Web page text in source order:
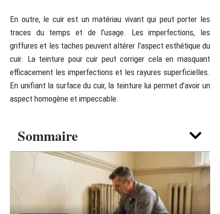
Sommaire
En outre, le cuir est un matériau vivant qui peut porter les
traces du temps et de l’usage. Les imperfections, les
griffures et les taches peuvent altérer l’aspect esthétique du
cuir. La teinture pour cuir peut corriger cela en masquant
efficacement les imperfections et les rayures superficielles.
En unifiant la surface du cuir, la teinture lui permet d’avoir un
aspect homogène et impeccable.